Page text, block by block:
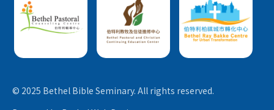
© 2025 Bethel Bible Seminary. All rights reserved.